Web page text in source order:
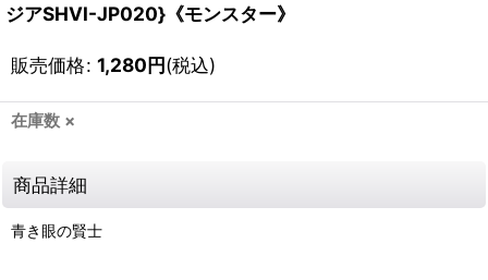
ジアSHVI-JP020}《モンスター》
販売価格: 1,280円(税込)
在庫数 ×
商品詳細
青き眼の賢士